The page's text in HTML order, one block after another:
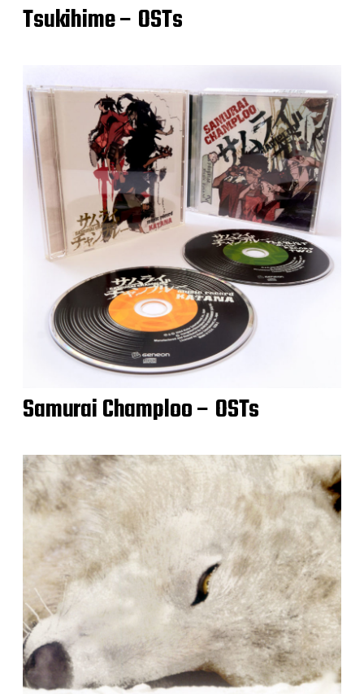
Tsukihime – OSTs
Samurai Champloo – OSTs